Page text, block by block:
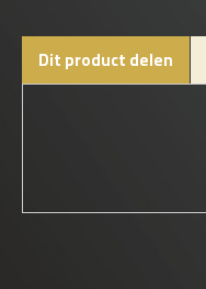
Dit product delen